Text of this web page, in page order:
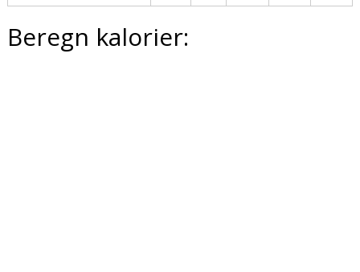
Beregn kalorier: